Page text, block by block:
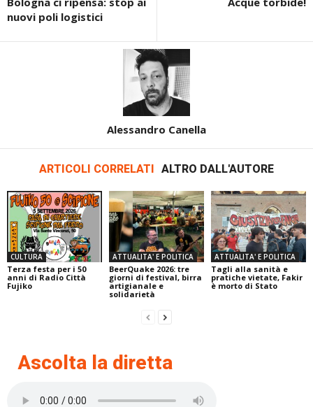
nuovi poli logistici
Alessandro Canella
ARTICOLI CORRELATI ALTRO DALL'AUTORE
CULTURA
Terza festa per i 50
anni di Radio Città
Fujiko
ATTUALITA' E POLITICA
BeerQuake 2026: tre
giorni di festival, birra
artigianale e
solidarietà
ATTUALITA' E POLITICA
Tagli alla sanità e
pratiche vietate, Fakir
è morto di Stato
Ascolta la diretta